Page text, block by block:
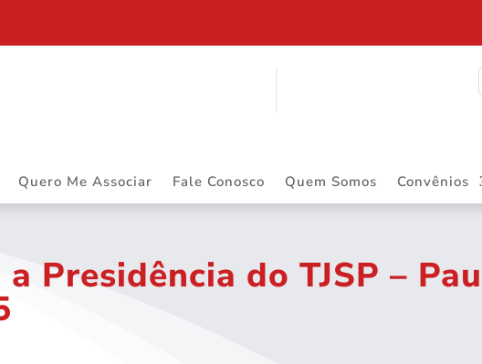
Quero Me Associar Fale Conosco Quem Somos Convênios
Presidência do TJSP –